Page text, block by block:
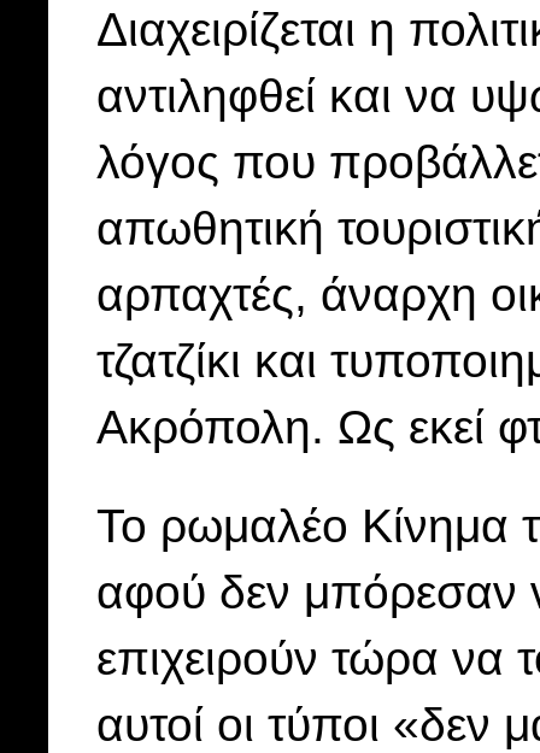
Διαχειρίζεται η
αντιληφθεί και να
λόγος που
απωθητική
αρπαχτές, άναρχη
τζατζίκι και
Ακρόπολη. Ως εκεί
Το ρωμαλέο Κίνημα
αφού δεν μπόρεσαν
επιχειρούν τώρα να
αυτοί οι τύποι «δεν